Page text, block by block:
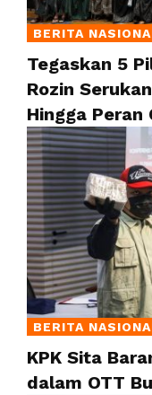
BERITA
Tegaskan 5
Rozin
Hingga Peran
BERITA
KPK Sita
dalam OTT